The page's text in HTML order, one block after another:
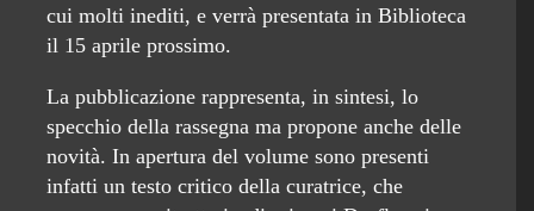
cui molti inediti, e verrà presentata in Biblioteca
il 15 aprile prossimo.
La pubblicazione rappresenta, in sintesi, lo
specchio della rassegna ma propone anche delle
novità. In apertura del volume sono presenti
infatti un testo critico della curatrice, che